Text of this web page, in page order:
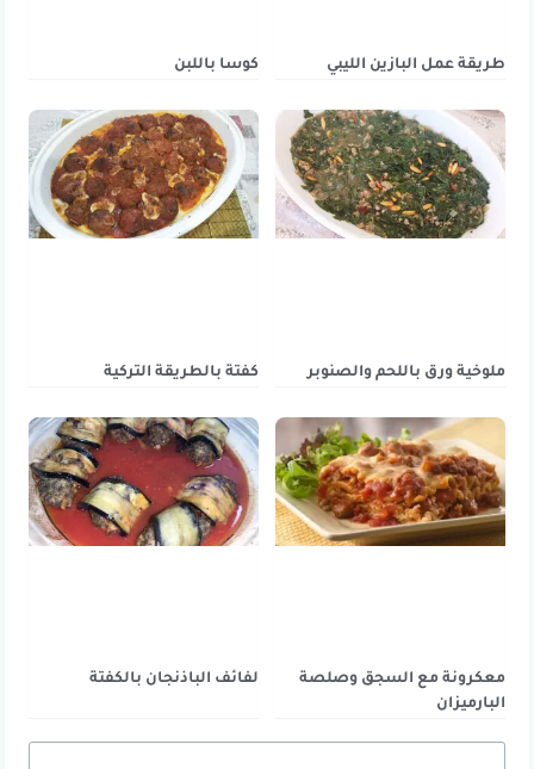
طريقة عمل البازين الليبي كوسا باللبن
ملوخية ورق باللحم والصنوبر كفتة بالطريقة التركية
معكرونة مع السجق وصلصة
البارميزان
لفائف الباذنجان بالكفتة